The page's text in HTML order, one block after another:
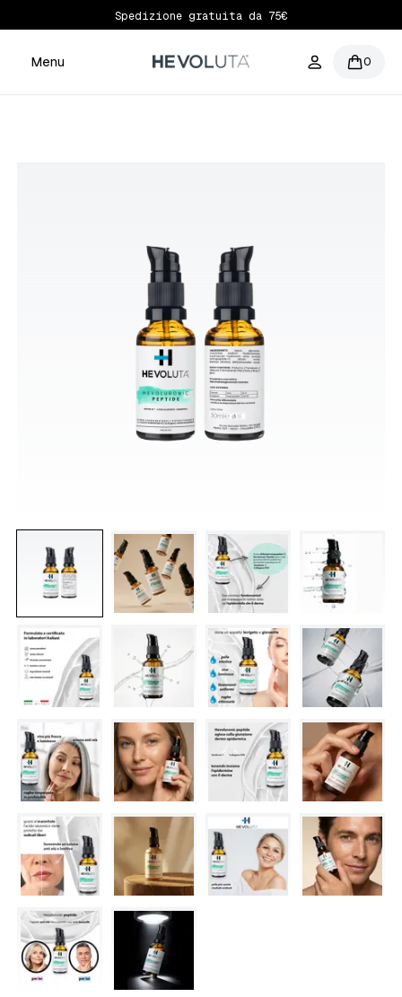
Iscriviti per avere il 10% di sconto primo ordine
Menu 0